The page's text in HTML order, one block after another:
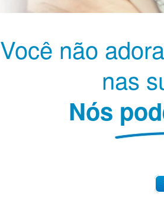
Você não
nas
Nós